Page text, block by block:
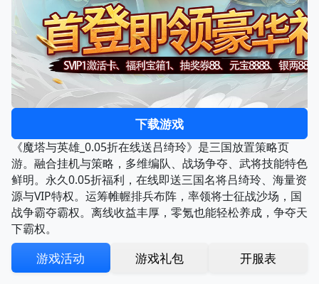
下载游戏
《魔塔与英雄_0.05折在线送吕绮玲》是三国放置策略页
游。融合挂机与策略，多维编队、战场争夺、武将技能特色
鲜明。永久0.05折福利，在线即送三国名将吕绮玲、海量资
源与VIP特权。运筹帷幄排兵布阵，率领将士征战沙场，国
战争霸夺霸权。离线收益丰厚，零氪也能轻松养成，争夺天
下霸权。
游戏活动 游戏礼包 开服表